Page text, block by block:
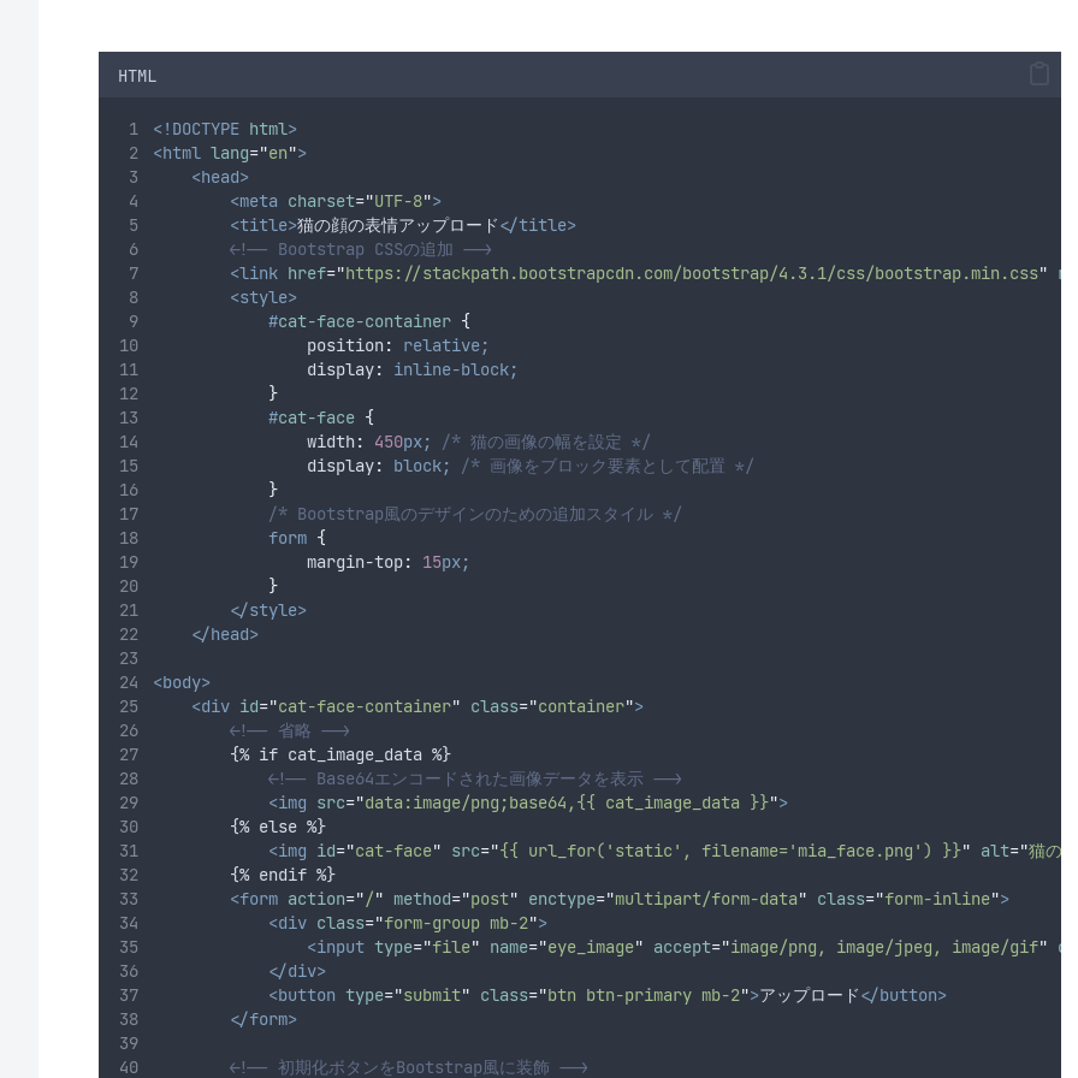
HTML
<!DOCTYPE html >
<html
lang="en">
<head>
<meta charset="UTF-8">
<title>猫の顔の表情アップロード</title>
<!-- Bootstrap CSSの追加 -->
<link href="https://stackpath.bootstrapcdn.com/bootstrap/4.3.1/css/bootstrap.min.css" rel
<style>
#cat-face-container {
position:
relative;
display:
inline-block;
}
#cat-face {
width: 450px;
/* 猫の画像の幅を設定 */
display: block;
/* 画像をブロック要素として配置 */
}
/* Bootstrap風のデザインのための追加スタイル */
form {
margin-top: 15px;
}
</style>
</head>
<body>
<div id="cat-face-container" class="container">
<!-- 省略 -->
        {% if cat_image_data %}
<!-- Base64エンコードされた画像データを表示 -->
<img src="data:image/png;base64,{{ cat_image_data }}">
        {% else %}
<img id="cat-face" src="{{ url_for('static', filename='mia_face.png') }}" alt="猫の顔
        {% endif %}
<form action="/" method="post" enctype="multipart/form-data" class="form-inline">
<div class="form-group mb-2">
<input type="file" name="eye_image" accept="image/png, image/jpeg, image/gif"
</div>
<button type="submit" class="btn btn-primary mb-2">アップロード</button>
</form>
<!-- 初期化ボタンをBootstrap風に装飾 -->